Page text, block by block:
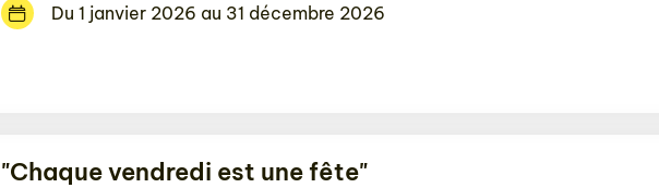
Du 1 janvier 2026 au 31 décembre 2026
"Chaque vendredi est une fête"